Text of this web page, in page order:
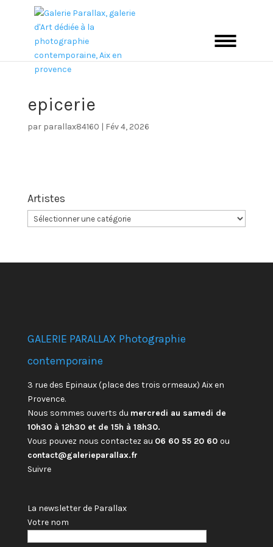
epicerie
par parallax84160 | Fév 4, 2026
Artistes
GALERIE PARALLAX Photographie
contemporaine
3 rue des Epinaux (place des trois ormeaux) Aix en
Provence.
Nous sommes ouverts du mercredi au samedi de
10h30 à 12h30 et de 15h à 18h30.
Vous pouvez nous contactez au 06 60 55 20 60 ou
contact@galerieparallax.fr
Suivre
La newsletter de Parallax
Votre nom